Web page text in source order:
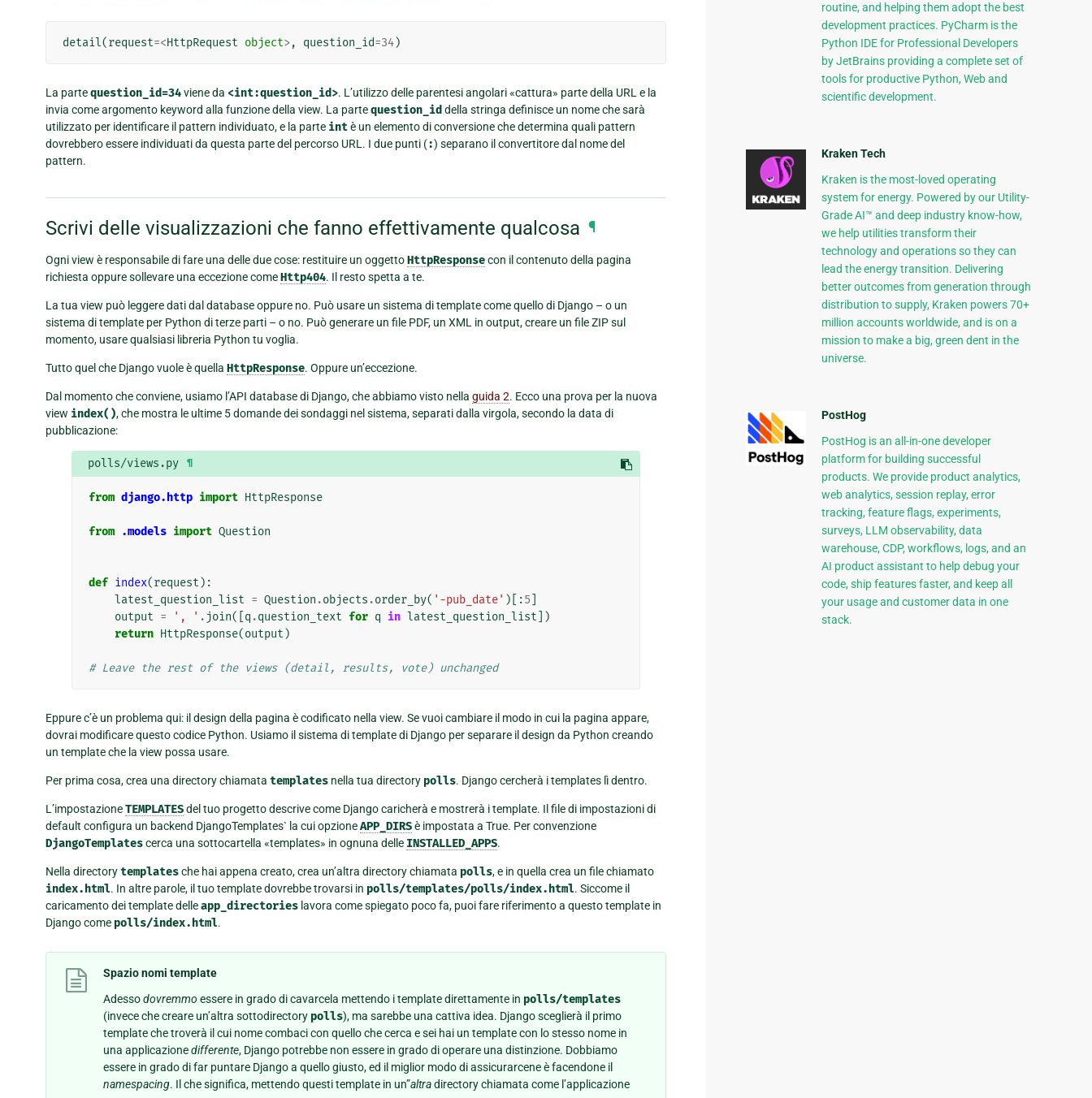
detail(request=<HttpRequest object>, question_id=34)
La partequestion_id=34viene da <int:question_id>. L’utilizzo delle parentesi angolari «cattura» parte della URL e la
invia come argomento keyword alla funzione della view. La partequestion_id della stringa definisce un nome che sarà
utilizzato per identificare il pattern individuato, e la parte intè un elemento di conversione che determina quali pattern
dovrebbero essere individuati da questa parte del percorso URL. I due punti (:) separano il convertitore dal nome del
pattern.
Scrivi delle visualizzazioni che fanno effettivamente qualcosa ¶
Ogni view è responsabile di fare una delle due cose: restituire un oggettoHttpResponsecon il contenuto della pagina
richiesta oppure sollevare una eccezione comeHttp404. Il resto spetta a te.
La tua view può leggere dati dal database oppure no. Può usare un sistema di template come quello di Django – o un
sistema di template per Python di terze parti – o no. Può generare un file PDF, un XML in output, creare un file ZIP sul
momento, usare qualsiasi libreria Python tu voglia.
Tutto quel che Django vuole è quella HttpResponse. Oppure un’eccezione.
Dal momento che conviene, usiamo l’API database di Django, che abbiamo visto nella guida 2. Ecco una prova per la nuova
view index(), che mostra le ultime 5 domande dei sondaggi nel sistema, separati dalla virgola, secondo la data di
pubblicazione:
polls/views.py ¶
from django.http import HttpResponse
from .models import Question
def index(request ):
latest_question_list = Question .objects .order_by( '-pub_date' )[:5
output = ', ' . join([ q .question_text for q in latest_question_list ])
return HttpResponse(output )
# Leave the rest of the views (detail, results, vote) unchanged
Eppure c’è un problema qui: il design della pagina è codificato nella view. Se vuoi cambiare il modo in cui la pagina appare,
dovrai modificare questo codice Python. Usiamo il sistema di template di Django per separare il design da Python creando
un template che la view possa usare.
Per prima cosa, crea una directory chiamata templates nella tua directory polls. Django cercherà i templates lì dentro.
L’impostazioneTEMPLATESdel tuo progetto descrive come Django caricherà e mostrerà i template. Il file di impostazioni di
default configura un backend DjangoTemplates` la cui opzioneAPP_DIRSè impostata a True. Per convenzione
DjangoTemplatescerca una sottocartella «templates» in ognuna delle INSTALLED_APPS.
Nella directorytemplatesche hai appena creato, crea un’altra directory chiamata polls, e in quella crea un file chiamato
index.html. In altre parole, il tuo template dovrebbe trovarsi in polls/templates/polls/index.html. Siccome il
caricamento dei template delleapp_directories lavora come spiegato poco fa, puoi fare riferimento a questo template in
Django come polls/index.html.
Spazio nomi template
Adessodovremmo essere in grado di cavarcela mettendo i template direttamente in polls/templates
(invece che creare un’altra sottodirectory polls), ma sarebbe una cattiva idea. Django sceglierà il primo
template che troverà il cui nome combaci con quello che cerca e sei hai un template con lo stesso nome in
una applicazionedifferente, Django potrebbe non essere in grado di operare una distinzione. Dobbiamo
essere in grado di far puntare Django a quello giusto, ed il miglior modo di assicurarcene è facendone il
namespacing. Il che significa, mettendo questi template in un”altradirectory chiamata come l’applicazione
routine, and helping them adopt the best
development practices. PyCharm is the
Python IDE for Professional Developers
by JetBrains providing a complete set of
tools for productive Python, Web and
scientific development.
Kraken Tech
Kraken is the most-loved operating
system for energy. Powered by our Utility-
Grade AI™ and deep industry know-how,
we help utilities transform their
technology and operations so they can
lead the energy transition. Delivering
better outcomes from generation through
distribution to supply, Kraken powers 70+
million accounts worldwide, and is on a
mission to make a big, green dent in the
universe.
PostHog
PostHog is an all-in-one developer
platform for building successful
products. We provide product analytics,
web analytics, session replay, error
tracking, feature flags, experiments,
surveys, LLM observability, data
warehouse, CDP, workflows, logs, and an
AI product assistant to help debug your
code, ship features faster, and keep all
your usage and customer data in one
stack.